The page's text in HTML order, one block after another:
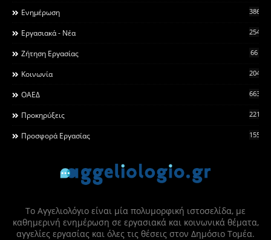
Ενημέρωση 3868
Εργασιακά - Νέα 2546
Ζήτηση Εργασίας 66
Κοινωνία 2044
ΟΑΕΔ 663
Προκηρύξεις 2215
Προσφορά Εργασίας 155
Το Αγγελιολόγιο είναι μία πολυμορφική ιστοσελίδα, με
καθημερινή ενημέρωση σε εργασιακά και κοινωνικά θέματα,
αγγελίες εργασίας και όλες τις θέσεις στον Δημόσιο Τομέα.